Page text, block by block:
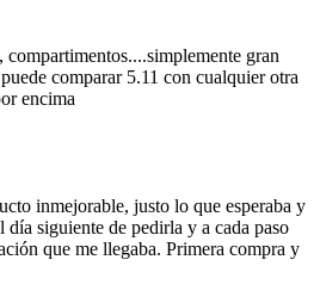
gran
comparar 5.11 con cualquier otra
encima
inmejorable, justo lo que esperaba y
siguiente de pedirla y a cada paso
que me llegaba. Primera compra y